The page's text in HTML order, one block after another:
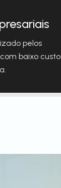
pelos
baixo custo